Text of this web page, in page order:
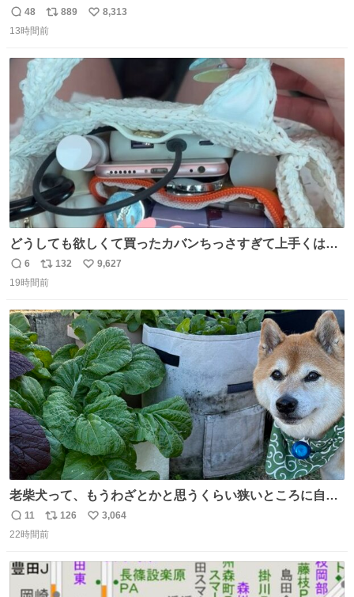
返
信
48
リ
ポ
ト
数
889
い
8,313
13時間前
どうしても欲しくて買ったカバンちっさすぎて上手くはめ
ないと荷物入らん。女のカバンってなんでこんなちっさい
の
返
信
6
リ
ポ
ト
数
132
い
数
9,627
19時間前
老柴犬って、もうわざとかと思うくらい狭いところに自ら
はまりにいくじゃないですか？ 今朝ガーデニングしてる飼
い主の間にはまってきて、最高に可愛かった♥️
返
信
11
リ
ポ
ト
数
126
い
3,064
22時間前